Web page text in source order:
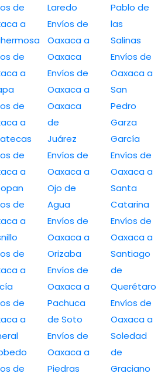
de
a
de
a
de
a
de
a
de
a
de
a
de
a
de
Laredo
Envíos de
Oaxaca a
Oaxaca
Envíos de
Oaxaca a
Oaxaca
de
Juárez
Envíos de
Oaxaca a
Ojo de
Agua
Envíos de
Oaxaca a
Orizaba
Envíos de
Oaxaca a
Pachuca
de Soto
Envíos de
Oaxaca a
Piedras
Pablo de
las
Salinas
Envíos de
Oaxaca a
San
Pedro
Garza
García
Envíos de
Oaxaca a
Santa
Catarina
Envíos de
Oaxaca a
Santiago
de
Querétaro
Envíos de
Oaxaca a
Soledad
de
Graciano